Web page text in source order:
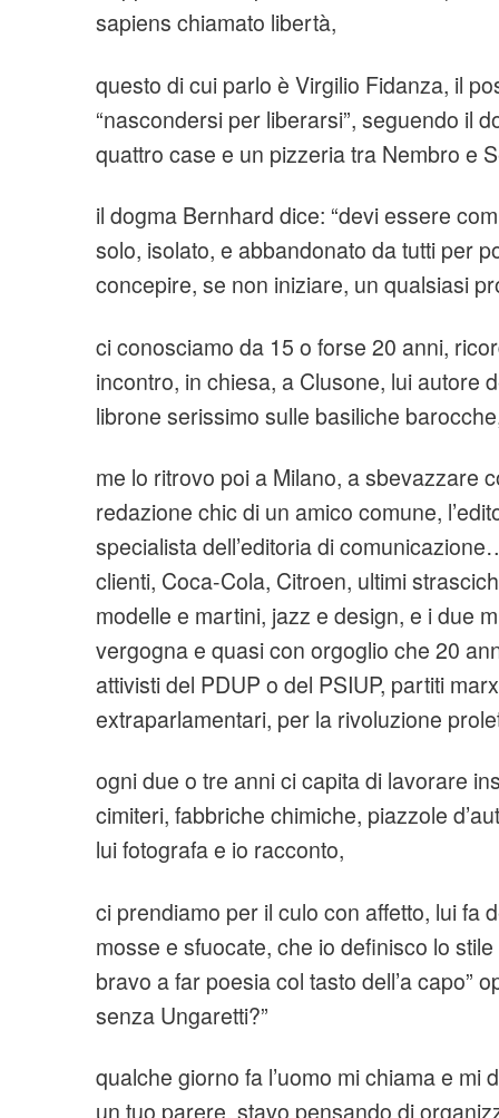
sapiens chiamato libertà,
questo di cui parlo è Virgilio Fidanza, il
“nascondersi per liberarsi”, seguendo il
quattro case e un pizzeria tra Nembro e
il dogma Bernhard dice: “devi essere
solo, isolato, e abbandonato da tutti per
concepire, se non iniziare, un qualsiasi
ci conosciamo da 15 o forse 20 anni,
incontro, in chiesa, a Clusone, lui autore
librone serissimo sulle basiliche
me lo ritrovo poi a Milano, a sbevazzare
redazione chic di un amico comune,
specialista dell’editoria di
clienti, Coca-Cola, Citroen, ultimi
modelle e martini, jazz e design, e i due
vergogna e quasi con orgoglio che 20
attivisti del PDUP o del PSIUP, partiti
extraparlamentari, per la rivoluzione
ogni due o tre anni ci capita di lavorare
cimiteri, fabbriche chimiche, piazzole
lui fotografa e io racconto,
ci prendiamo per il culo con affetto, lui fa
mosse e sfuocate, che io definisco lo
bravo a far poesia col tasto dell’a capo”
senza Ungaretti?”
qualche giorno fa l’uomo mi chiama e mi
un tuo parere, stavo pensando di